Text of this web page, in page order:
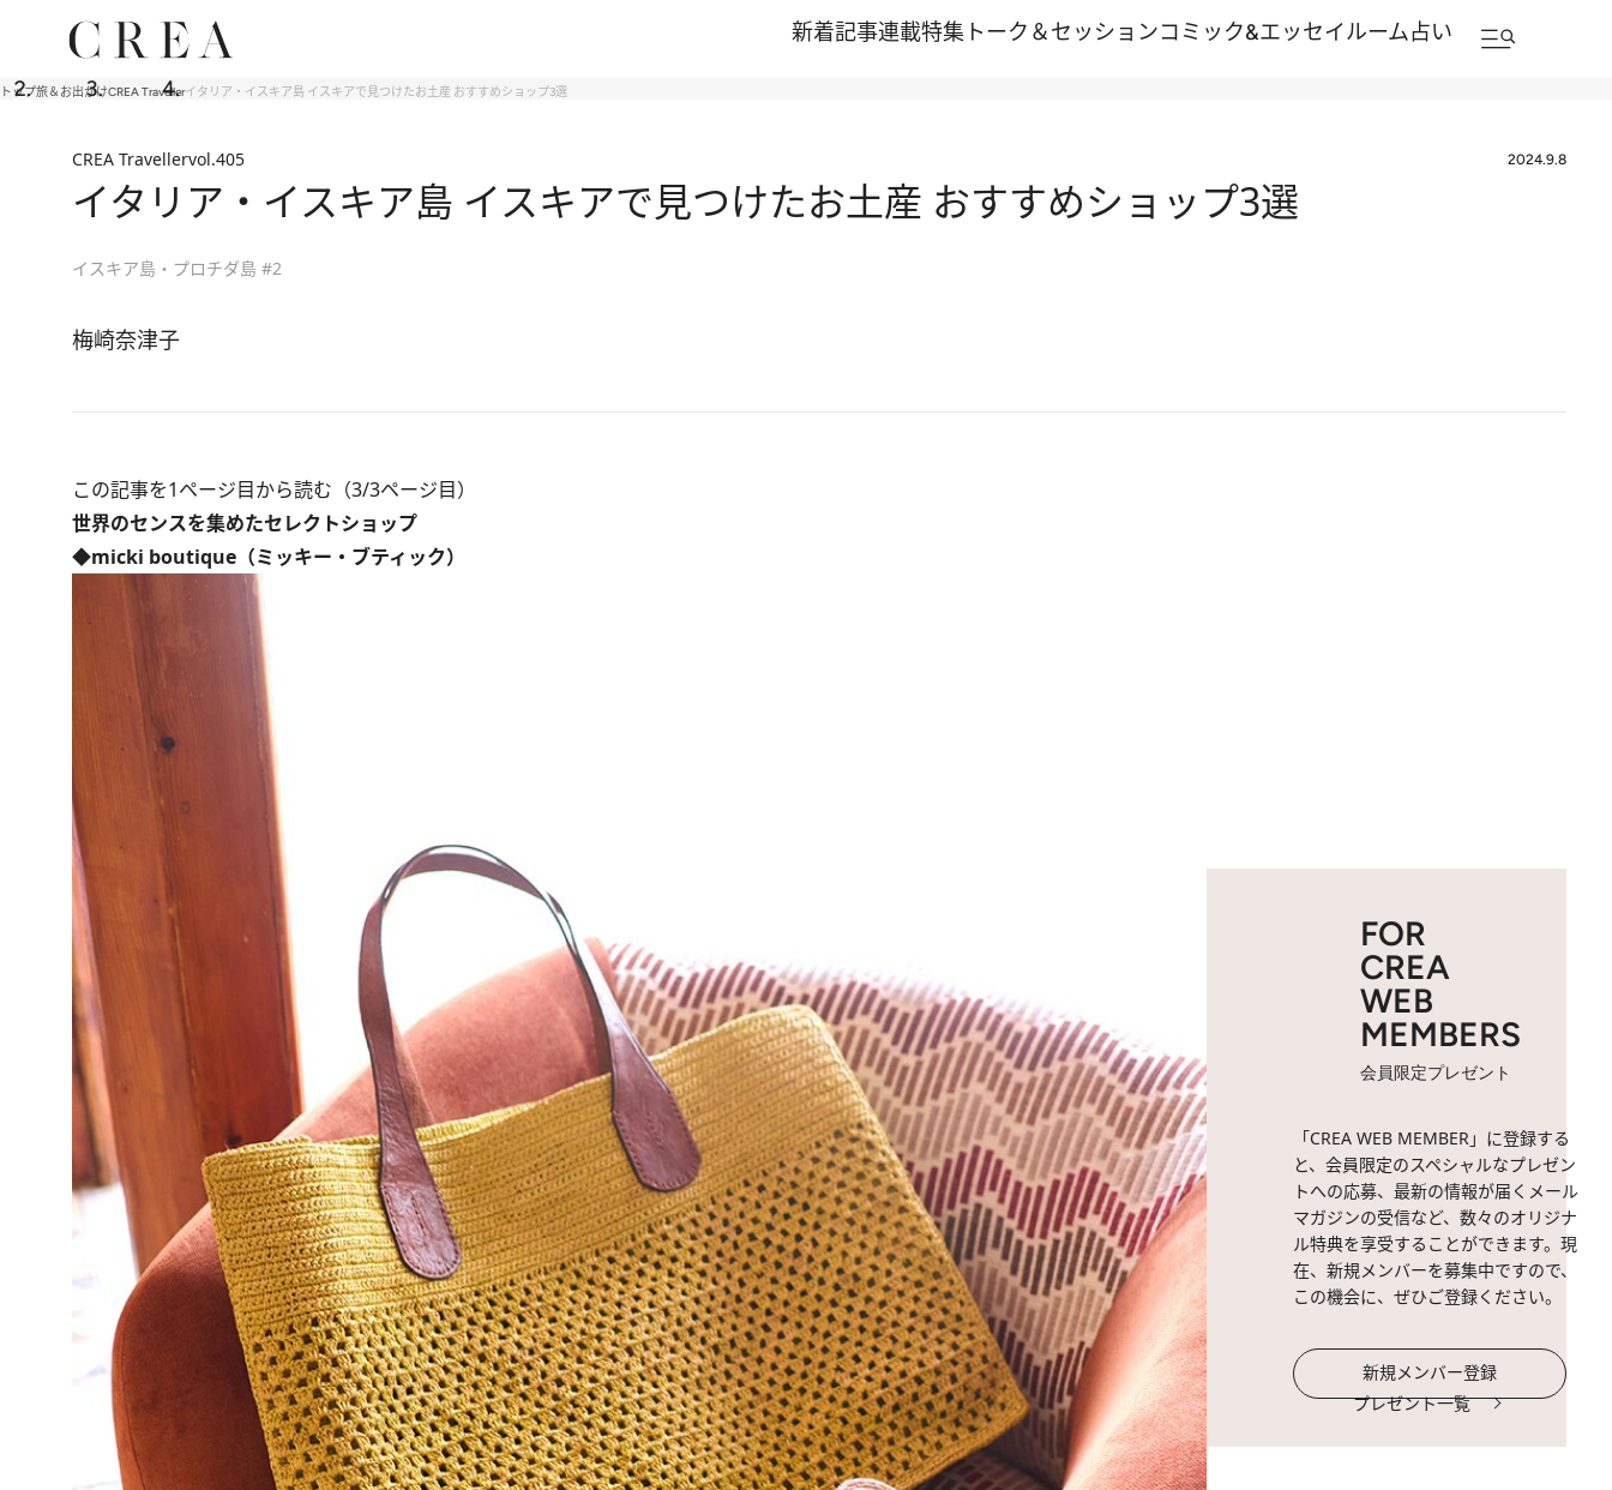
新着記事連載特集 トーク＆セッションコミック&エッセイルーム占い
トップ旅＆お出かけCREA Travellerイタリア・イスキア島 イスキアで見つけたお土産 おすすめショップ3選
CREA Travellervol.405 2024.9.8
イタリア・イスキア島 イスキアで見つけたお土産 おすすめショップ3選
イスキア島・プロチダ島 #2
梅崎奈津子
この記事を1ページ目から読む（3/3ページ目）
世界のセンスを集めたセレクトショップ
◆micki boutique（ミッキー・ブティック）
FOR
CREA
WEB
MEMBERS
会員限定プレゼント
「CREA WEB MEMBER」に登録する
と、会員限定のスペシャルなプレゼン
トへの応募、最新の情報が届くメール
マガジンの受信など、数々のオリジナ
ル特典を享受することができます。現
在、新規メンバーを募集中ですので、
この機会に、ぜひご登録ください。
新規メンバー登録
プレゼント一覧